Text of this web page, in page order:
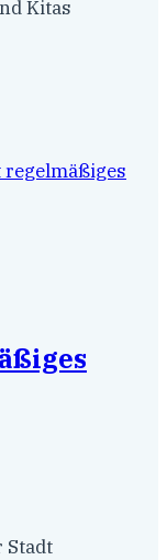
Kitas
Stadt